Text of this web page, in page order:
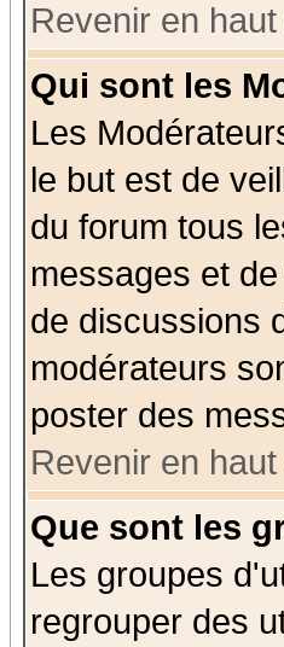
Revenir en
Qui sont les
Les
le but est de
du forum tous
messages et
de discussions
modérateurs
poster des
Revenir en
Que sont les
Les groupes
regrouper des